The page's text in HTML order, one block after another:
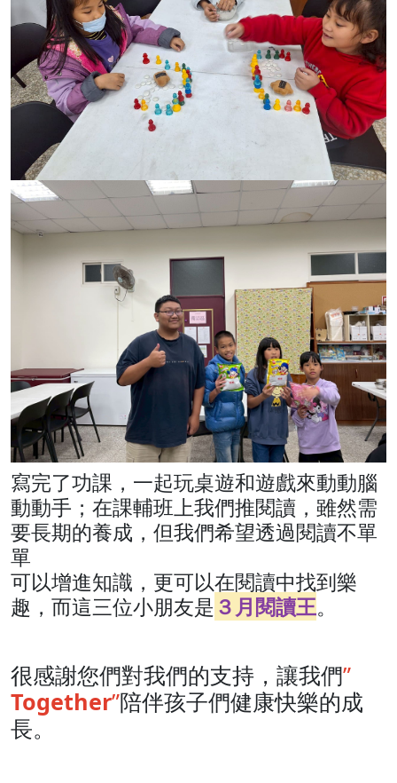
寫完了功課，一起玩桌遊和遊戲來動動腦
動動手；在課輔班上我們推閱讀，雖然需
要長期的養成，但我們希望透過閱讀不單
單
可以增進知識，更可以在閱讀中找到樂
趣，而這三位小朋友是 ３月閱讀王。
很感謝您們對我們的支持，讓我們”
Together”陪伴孩子們健康快樂的成
長。